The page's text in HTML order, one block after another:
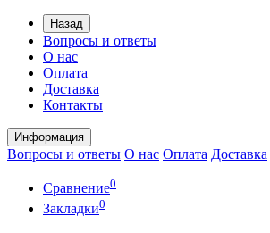
Назад
Вопросы и ответы
О нас
Оплата
Доставка
Контакты
Информация
Вопросы и ответы О нас Оплата Доставка
Сравнение0
Закладки0